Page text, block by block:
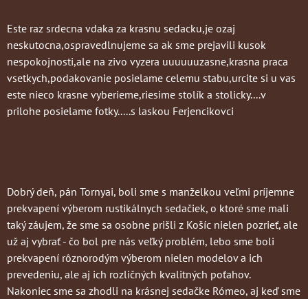
Este raz srdecna vdaka za krasnu sedacku,je ozaj
neskutocna,ospravedlnujeme sa ak sme prejavili kusok
nespokojnosti,ale na zivo vyzera uuuuuuzasne,krasna praca
vsetkych,podakovanie posielame celemu stabu,urcite si u vas
este nieco krasne vyberieme,riesime stolík a stolicky....v
prilohe posielame fotky.....s laskou Ferjencikovci
Dobrý deň, pán Tornyai, boli sme s manželkou veľmi príjemne
prekvapení výberom rustikálnych sedačiek, o ktoré sme mali
taký záujem, že sme sa osobne prišli z Košíc nielen pozrieť, ale
už aj vybrať - čo bol pre nás veľký problém, lebo sme boli
prekvapení rôznorodým výberom nielen modelov a ich
prevedeniu, ale aj ich rozličných kvalitných poťahov.
Nakoniec sme sa zhodli na krásnej sedačke Rómeo, aj keď sme